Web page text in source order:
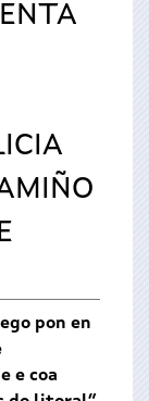
pon en
e coa